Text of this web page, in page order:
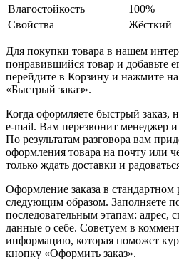
Влагостойкость
100%
Свойства
Жёсткий
Для покупки товара в нашем
понравившийся товар и добавьте
перейдите в Корзину и нажмите
«Быстрый заказ».
Когда оформляете быстрый
e-mail. Вам перезвонит менеджер и
По результатам разговора вам
оформления товара на почту или
только ждать доставки и
Оформление заказа в
следующим образом. Заполняете
последовательным этапам: адрес,
данные о себе. Советуем в
информацию, которая поможет
кнопку «Оформить заказ».